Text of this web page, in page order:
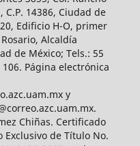
C.P. 14386, Ciudad de
Edificio H-O, primer
Alcaldía
de México; Tels.: 55
106. Página electrónica
y
Chiñas. Certificado
Exclusivo de Título No.